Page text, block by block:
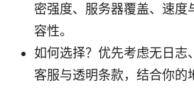
密强度、服务器覆盖、速度
容性。
如何选择？优先考虑无日志
客服与透明条款，结合你的